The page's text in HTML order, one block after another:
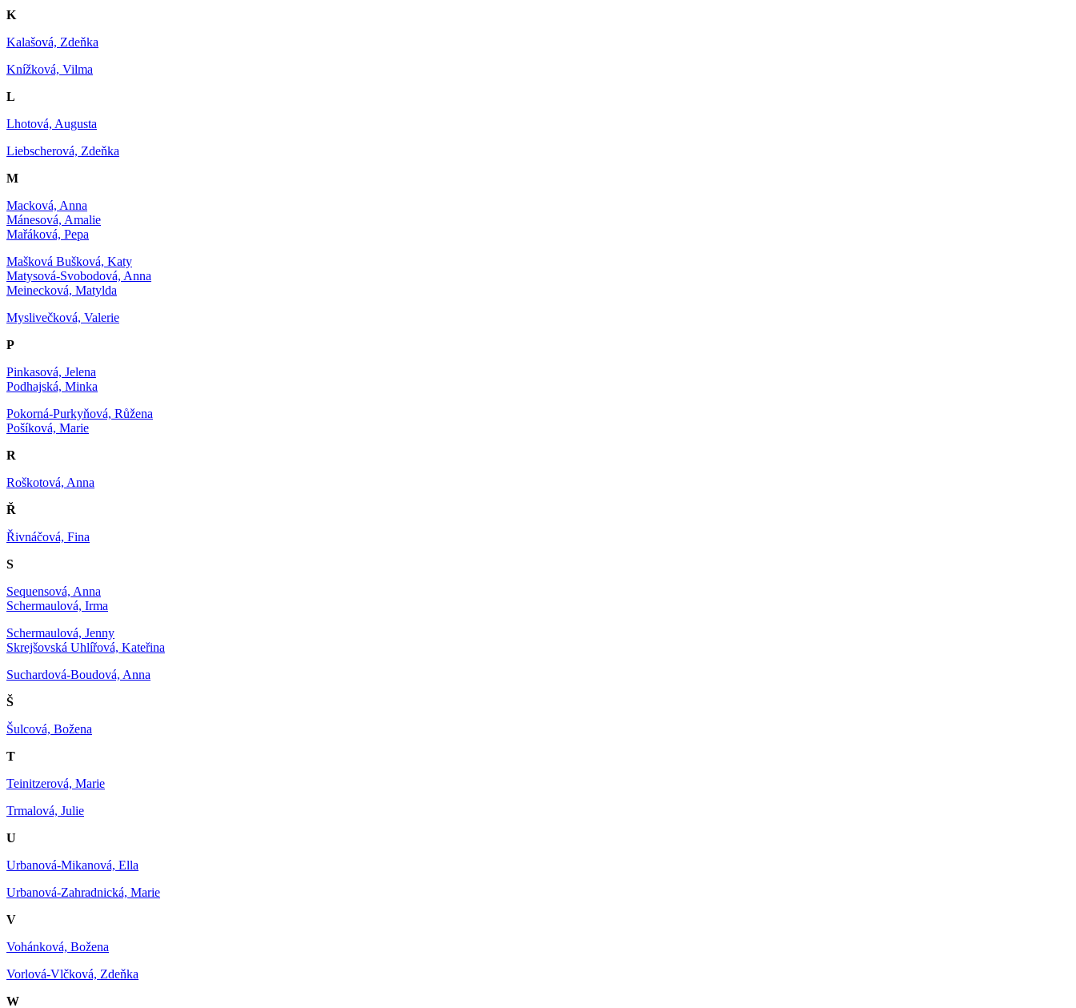
K
Kalašová, Zdeňka
Knížková, Vilma
L
Lhotová, Augusta
Liebscherová, Zdeňka
M
Macková, Anna
Mánesová, Amalie
Mařáková, Pepa
Mašková Bušková, Katy
Matysová-Svobodová, Anna
Meinecková, Matylda
Myslivečková, Valerie
P
Pinkasová, Jelena
Podhajská, Minka
Pokorná-Purkyňová, Růžena
Pošíková, Marie
R
Roškotová, Anna
Ř
Řivnáčová, Fina
S
Sequensová, Anna
Schermaulová, Irma
Schermaulová, Jenny
Skrejšovská Uhlířová, Kateřina
Suchardová-Boudová, Anna
Š
Šulcová, Božena
T
Teinitzerová, Marie
Trmalová, Julie
U
Urbanová-Mikanová, Ella
Urbanová-Zahradnická, Marie
V
Vohánková, Božena
Vorlová-Vlčková, Zdeňka
W